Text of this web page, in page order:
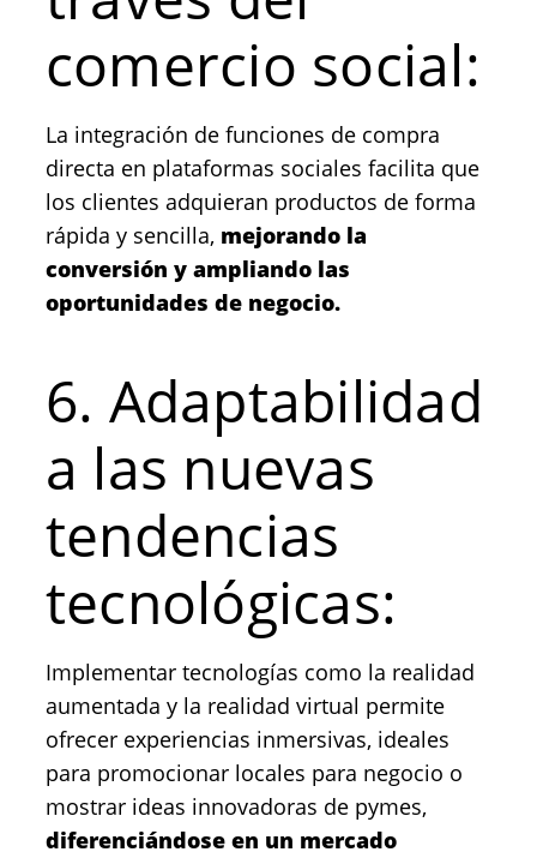
comercio social:
La integración de funciones de compra
directa en plataformas sociales facilita que
los clientes adquieran productos de forma
rápida y sencilla, mejorando la
conversión y ampliando las
oportunidades de negocio.
6. Adaptabilidad
a las nuevas
tendencias
tecnológicas:
Implementar tecnologías como la realidad
aumentada y la realidad virtual permite
ofrecer experiencias inmersivas, ideales
para promocionar locales para negocio o
mostrar ideas innovadoras de pymes,
diferenciándose en un mercado